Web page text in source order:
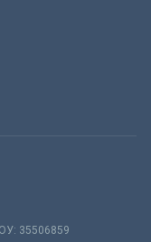
35506859